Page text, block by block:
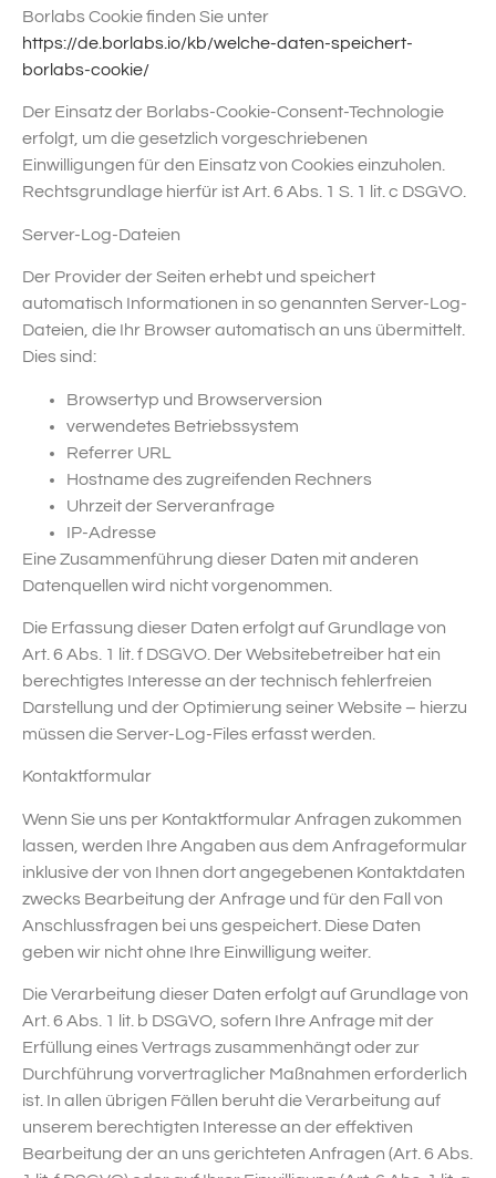
Borlabs Cookie finden Sie unter
https://de.borlabs.io/kb/welche-daten-speichert-
borlabs-cookie/
Der Einsatz der Borlabs-Cookie-Consent-Technologie
erfolgt, um die gesetzlich vorgeschriebenen
Einwilligungen für den Einsatz von Cookies einzuholen.
Rechtsgrundlage hierfür ist Art. 6 Abs. 1 S. 1 lit. c DSGVO.
Server-Log-Dateien
Der Provider der Seiten erhebt und speichert
automatisch Informationen in so genannten Server-Log-
Dateien, die Ihr Browser automatisch an uns übermittelt.
Dies sind:
Browsertyp und Browserversion
verwendetes Betriebssystem
Referrer URL
Hostname des zugreifenden Rechners
Uhrzeit der Serveranfrage
IP-Adresse
Eine Zusammenführung dieser Daten mit anderen
Datenquellen wird nicht vorgenommen.
Die Erfassung dieser Daten erfolgt auf Grundlage von
Art. 6 Abs. 1 lit. f DSGVO. Der Websitebetreiber hat ein
berechtigtes Interesse an der technisch fehlerfreien
Darstellung und der Optimierung seiner Website – hierzu
müssen die Server-Log-Files erfasst werden.
Kontaktformular
Wenn Sie uns per Kontaktformular Anfragen zukommen
lassen, werden Ihre Angaben aus dem Anfrageformular
inklusive der von Ihnen dort angegebenen Kontaktdaten
zwecks Bearbeitung der Anfrage und für den Fall von
Anschlussfragen bei uns gespeichert. Diese Daten
geben wir nicht ohne Ihre Einwilligung weiter.
Die Verarbeitung dieser Daten erfolgt auf Grundlage von
Art. 6 Abs. 1 lit. b DSGVO, sofern Ihre Anfrage mit der
Erfüllung eines Vertrags zusammenhängt oder zur
Durchführung vorvertraglicher Maßnahmen erforderlich
ist. In allen übrigen Fällen beruht die Verarbeitung auf
unserem berechtigten Interesse an der effektiven
Bearbeitung der an uns gerichteten Anfragen (Art. 6 Abs.